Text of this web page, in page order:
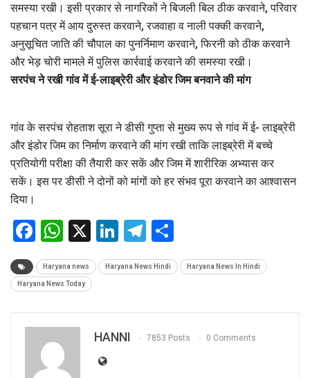
समस्या रखी। इसी प्रकार से नागरिकों ने बिजली बिल ठीक करवाने, परिवार
पहचान पत्र में आय दुरुस्त करवाने, रजवाहा व नाली पक्की करवाने,
अनुसूचित जाति की चौपाल का पुनर्निमाण करवाने, फिरनी को ठीक करवाने
और भेड़ चोरी मामले में पुलिस कार्रवाई करवाने की समस्या रखी।
सरपंच ने रखी गांव में ई-लाइब्रेरी और इंडोर जिम बनवाने की मांग
गांव के सरपंच रोहताश सूरा ने डीसी गुप्ता से मुख्य रूप से गांव में ई- लाइब्रेरी
और इंडोर जिम का निर्माण करवाने की मांग रखी ताकि लाइब्रेरी में बच्चे
प्रतियोगी परीक्षा की तैयारी कर सकें और जिम में शारीरिक अभ्यास कर
सकें। इस पर डीसी ने दोनों को मांगों को हर संभव पूरा करवाने का आश्वासन
दिया।
Facebook
WhatsApp
X LinkedIn
Telegram
Haryana news Haryana News Hindi Haryana News In Hindi
Haryana News Today
HANNI 7853 Posts 0 Comments